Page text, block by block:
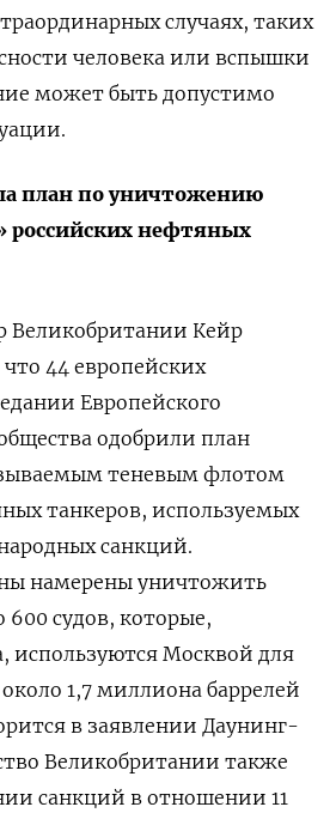
случаях, таких
человека или вспышки
может быть допустимо
план по уничтожению
российских нефтяных
Кейр
что 44 европейских
Европейского
одобрили план
теневым флотом
танкеров, используемых
санкций.
намерены уничтожить
судов, которые,
используются Москвой для
1,7 миллиона баррелей
в заявлении Даунинг-
Великобритании также
санкций в отношении 11